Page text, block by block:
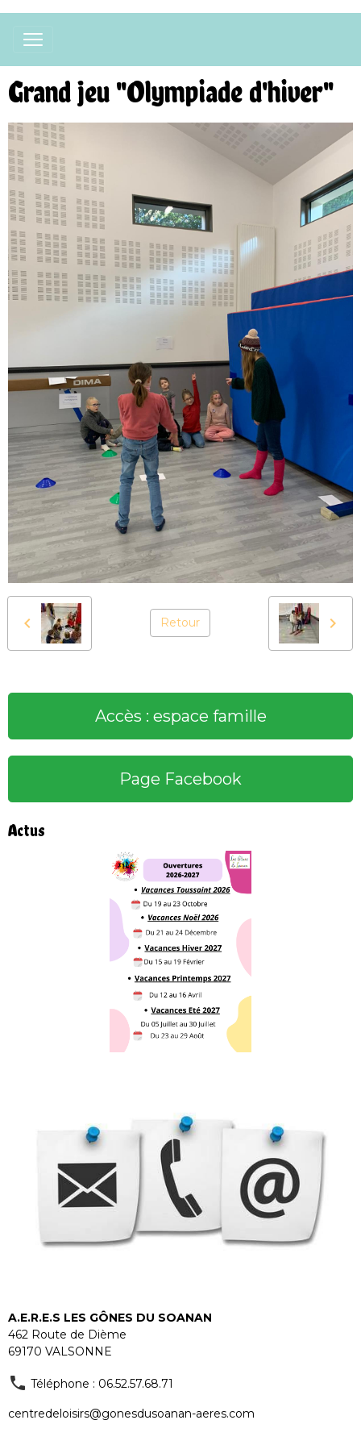
Grand jeu "Olympiade d'hiver"
Retour
Accès : espace famille
Page Facebook
Actus
A.E.R.E.S LES GÔNES DU SOANAN
462 Route de Dième
69170 VALSONNE
Téléphone : 06.52.57.68.71
centredeloisirs@gonesdusoanan-aeres.com